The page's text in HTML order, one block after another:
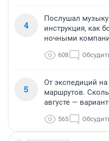
4
Послушал
инструкция, как
ночными
608
5
От экспедиций
маршрутов.
августе —
565